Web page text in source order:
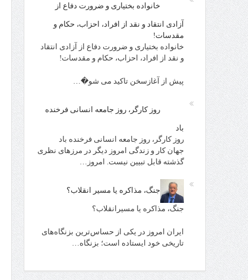
خانواده بختیاری و ضرورت دفاع از
آزادی انتقاد و نقد از افراد، احزاب، حکام و
مقدسات!
خانواده بختیاری و ضرورت دفاع از آزادی انتقاد
و نقد از افراد، احزاب، حکام و مقدسات!
پیش از آغازسخن تاکید می شو�…
روز کارگر، روز جامعه انسانی فرخنده
باد
روز کارگر، روز جامعه انسانی فرخنده باد
جهان کار و زندگی امروز دیگر در مرزهای نظری
گذشته قابل تبیین نیست. امروز…
جنگ، مذاکره یا مسیر انقلاب؟
جنگ، مذاکره یا مسیرانقلاب؟
ایران امروز در یکی از حساس‌ترین بزنگاه‌های
تاریخی خود ایستاده است؛ بزنگاه…